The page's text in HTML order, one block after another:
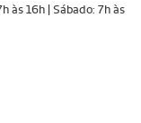
às 16h | Sábado: 7h às